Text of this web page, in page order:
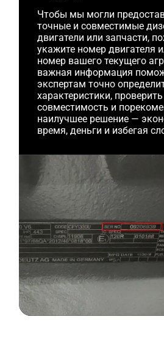
Чтобы мы могли
точные и совместимые
двигатели или запчасти,
укажите номер двигателя
номер вашего текущего
важная информация
экспертам точно
характеристики, проверить
совместимость и
наилучшее решение —
время, деньги и избегая